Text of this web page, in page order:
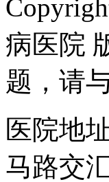
病医院
题，请
医院地
马路交